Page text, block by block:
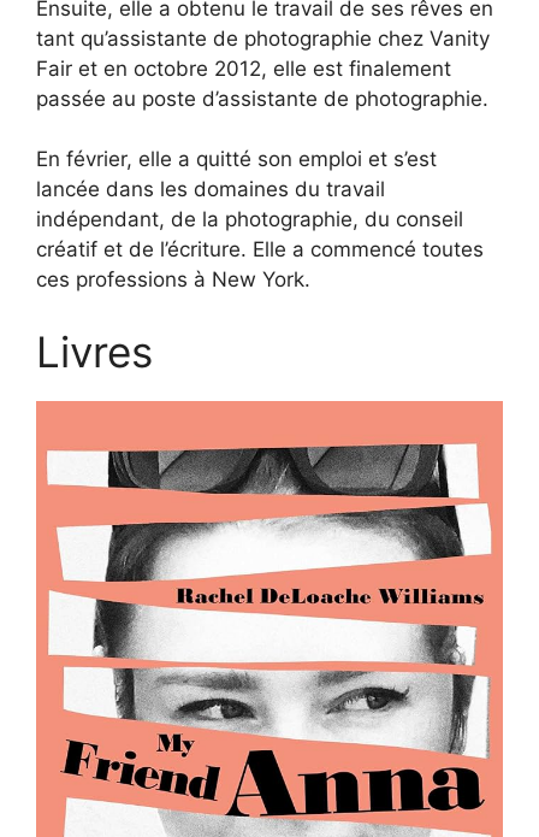
Ensuite, elle a obtenu le travail de ses rêves en
tant qu’assistante de photographie chez Vanity
Fair et en octobre 2012, elle est finalement
passée au poste d’assistante de photographie.
En février, elle a quitté son emploi et s’est
lancée dans les domaines du travail
indépendant, de la photographie, du conseil
créatif et de l’écriture. Elle a commencé toutes
ces professions à New York.
Livres